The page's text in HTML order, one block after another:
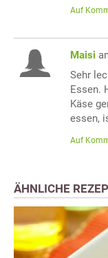
Auf
Maisi
Sehr
Essen.
Käse
essen,
Auf
ÄHNLICHE